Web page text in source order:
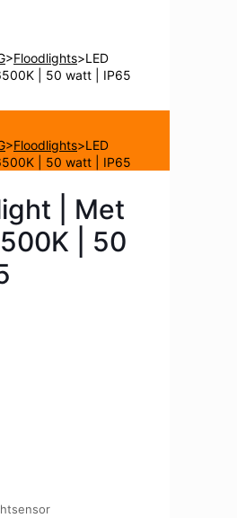
>Floodlights>LED
| 50 watt | IP65
>Floodlights>LED
| 50 watt | IP65
| Met
| 50